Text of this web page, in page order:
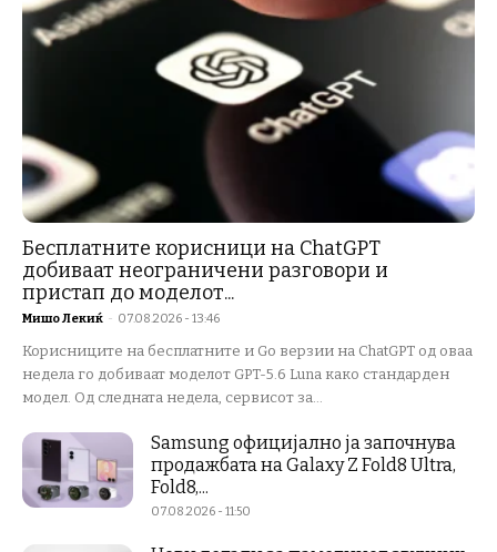
Бесплатните корисници на ChatGPT
добиваат неограничени разговори и
пристап до моделот...
Мишо Лекиќ - 07.08.2026 - 13:46
Корисниците на бесплатните и Go верзии на ChatGPT од оваа
недела го добиваат моделот GPT-5.6 Luna како стандарден
модел. Од следната недела, сервисот за...
Samsung официјално ја започнува
продажбата на Galaxy Z Fold8 Ultra,
Fold8,...
07.08.2026 - 11:50